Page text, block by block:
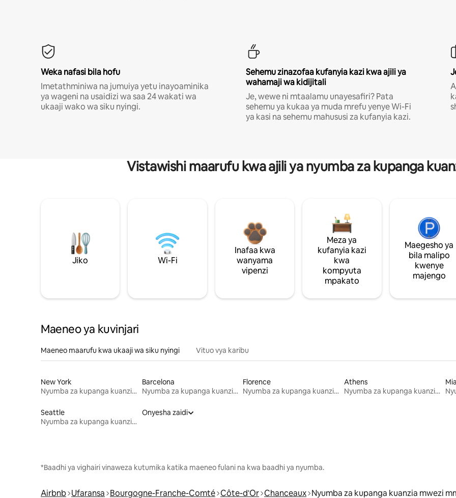
Weka nafasi bila hofu
Imetathminiwa na jumuiya yetu inayoaminika
ya wageni na usaidizi wa saa 24 wakati wa
ukaaji wako wa siku nyingi.
Sehemu zinazofaa kufanyia kazi kwa ajili ya
wahamaji wa kidijitali
Je, wewe ni mtaalamu unayesafiri? Pata
sehemu ya kukaa ya muda mrefu yenye Wi-Fi
ya kasi na sehemu mahususi za kufanyia kazi.
Vistawishi maarufu kwa ajili ya nyumba za kupanga
Jiko Wi-Fi
Inafaa kwa
wanyama
vipenzi
Meza ya
kufanyia kazi
kwa
kompyuta
mpakato
Maegesho ya
bila malipo
kwenye
majengo
Maeneo ya kuvinjari
Maeneo maarufu kwa ukaaji wa siku nyingi Vituo vya karibu
New York
Nyumba za kupanga kuanzia mwezi mmoja
Barcelona
Nyumba za kupanga kuanzia mwezi mmoja
Florence
Nyumba za kupanga kuanzia mwezi mmoja
Athens
Nyumba za kupanga kuanzia mwezi mmoja
Seattle
Nyumba za kupanga kuanzia mwezi mmoja
Onyesha zaidi
*Baadhi ya vighairi vinaweza kutumika katika maeneo fulani na kwa baadhi ya nyumba.
Airbnb Ufaransa Bourgogne-Franche-Comté Côte-d'Or Chanceaux Nyumba za kupanga kuanzia mwezi